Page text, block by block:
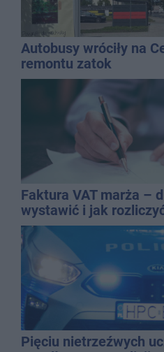
Autobusy wróciły na
remontu zatok
Faktura VAT marża –
wystawić i jak
Pięciu nietrzeźwych